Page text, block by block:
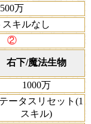
500万
スキルなし
②
右下/魔法生物
1000万
ータスリセット(1
スキル)